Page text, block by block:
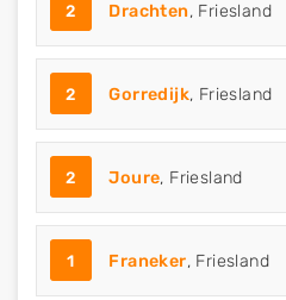
2 Drachten, Friesland
2 Gorredijk, Friesland
2 Joure, Friesland
1 Franeker, Friesland